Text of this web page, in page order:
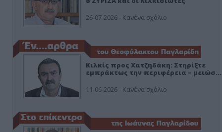
26-07-2026 - Κανένα σχόλιο
Κιλκίς προς Χατζηδάκη: Στηρίξτε
εμπράκτως την περιφέρεια – μειώσ…
11-06-2026 - Κανένα σχόλιο